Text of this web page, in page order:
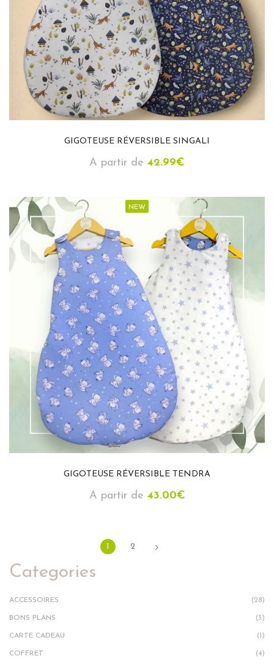
GIGOTEUSE RÉVERSIBLE SINGALI
A partir de 42.99€
NEW
GIGOTEUSE RÉVERSIBLE TENDRA
A partir de 43.00€
1 2
Categories
ACCESSOIRES (28)
BONS PLANS (3)
CARTE CADEAU (1)
COFFRET (4)